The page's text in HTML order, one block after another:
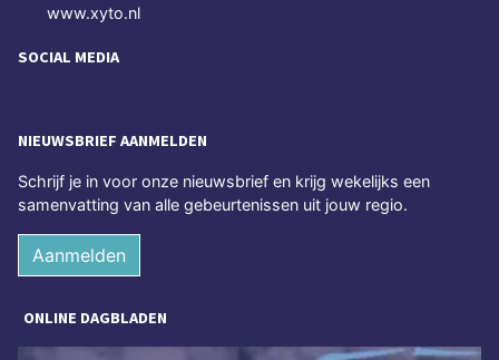
www.xyto.nl
SOCIAL MEDIA
NIEUWSBRIEF AANMELDEN
Schrijf je in voor onze nieuwsbrief en krijg wekelijks een
samenvatting van alle gebeurtenissen uit jouw regio.
Aanmelden
ONLINE DAGBLADEN